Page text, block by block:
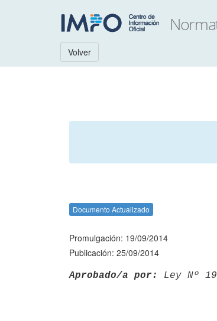
Volver
Documento Actualizado
Promulgación: 19/09/2014
Publicación: 25/09/2014
Aprobado/a por: Ley Nº